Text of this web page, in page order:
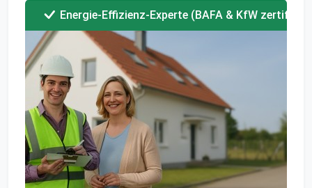
Energie-Effizienz-Experte (BAFA & KfW